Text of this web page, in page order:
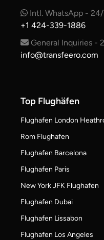
Intl. WhatsApp -
+1 424-339-1886
General Inquiries -
info@transfeero.com
Top Flughäfen
Flughafen London
Rom Flughafen
Flughafen Barcelona
Flughafen Paris
New York JFK Flughafen
Flughafen Dubai
Flughafen Lissabon
Flughafen Los Angeles